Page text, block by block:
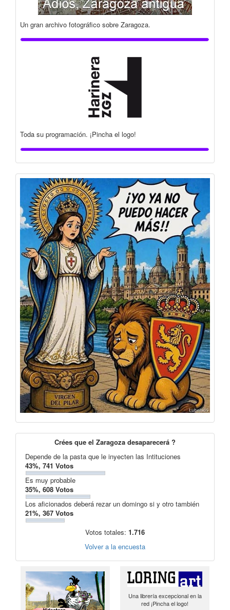
Un gran archivo fotográfico sobre Zaragoza.
Toda su programación. ¡Pincha el logo!
Crées que el Zaragoza desaparecerá ?
Depende de la pasta que le inyecten las Intituciones
43%, 741 Votos
Es muy probable
35%, 608 Votos
Los aficionados deberá rezar un domingo si y otro también
21%, 367 Votos
Votos totales: 1.716
Volver a la encuesta
Una librería excepcional en la
red ¡Pincha el logo!